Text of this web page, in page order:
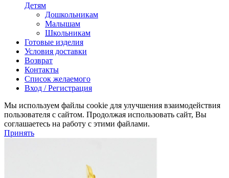
Детям
Дошкольникам
Малышам
Школьникам
Готовые изделия
Условия доставки
Возврат
Контакты
Список желаемого
Вход / Регистрация
Мы используем файлы cookie для улучшения взаимодействия
пользователя с сайтом. Продолжая использовать сайт, Вы
соглашаетесь на работу с этими файлами.
Принять